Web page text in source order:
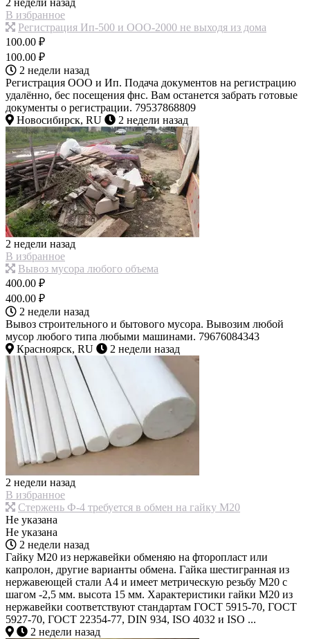
2 недели назад
В избранное
Регистрация Ип-500 и ООО-2000 не выходя из дома
100.00 ₽
100.00 ₽
2 недели назад
Регистрация ООО и Ип. Подача документов на регистрацию
удалённо, бес посещения фнс. Вам останется забрать готовые
документы о регистрации. 79537868809
Новосибирск, RU
2 недели назад
2 недели назад
В избранное
Вывоз мусора любого объема
400.00 ₽
400.00 ₽
2 недели назад
Вывоз строительного и бытового мусора. Вывозим любой
мусор любого типа любыми машинами. 79676084343
Красноярск, RU
2 недели назад
2 недели назад
В избранное
Стержень Ф-4 требуется в обмен на гайку М20
Не указана
Не указана
2 недели назад
Гайку М20 из нержавейки обменяю на фторопласт или
капролон, другие варианты обмена. Гайка шестигранная из
нержавеющей стали А4 и имеет метрическую резьбу М20 с
шагом -2,5 мм. высота 15 мм. Характеристики гайки М20 из
нержавейки соответствуют стандартам ГОСТ 5915-70, ГОСТ
5927-70, ГОСТ 22354-77, DIN 934, ISO 4032 и ISO ...
2 недели назад